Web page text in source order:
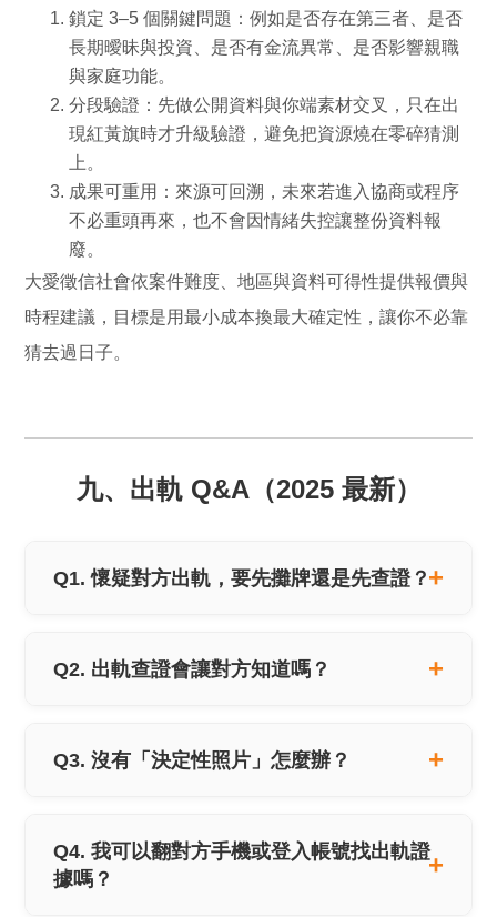
鎖定 3–5 個關鍵問題：例如是否存在第三者、是否
長期曖昧與投資、是否有金流異常、是否影響親職
與家庭功能。
分段驗證： 先做公開資料與你端素材交叉，只在出
現紅黃旗時才升級驗證，避免把資源燒在零碎猜測
上。
成果可重用： 來源可回溯，未來若進入協商或程序
不必重頭再來，也不會因情緒失控讓整份資料報
廢。
大愛徵信社會依案件難度、地區與資料可得性提供報價與
時程建議，目標是用最小成本換最大確定性，讓你不必靠
猜去過日子。
九、出軌 Q&A（2025 最新）
Q1. 懷疑對方出軌，要先攤牌還是先查證？
Q2. 出軌查證會讓對方知道嗎？
Q3. 沒有「決定性照片」怎麼辦？
Q4. 我可以翻對方手機或登入帳號找出軌證
據嗎？